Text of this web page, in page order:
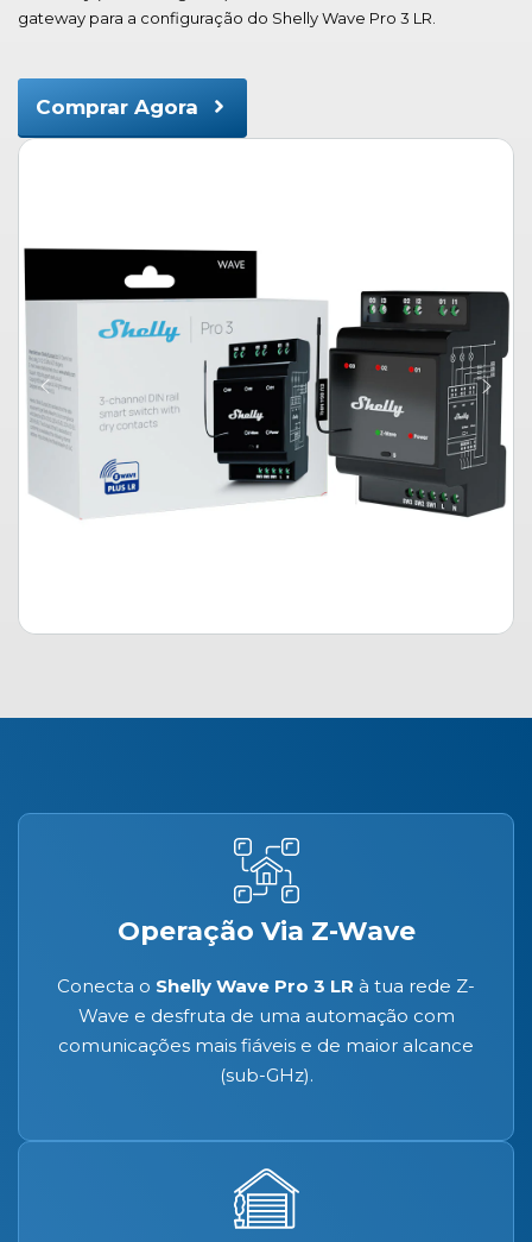
gateway para a configuração do Shelly Wave Pro 3 LR.
Comprar Agora
Operação Via Z-Wave
Conecta o Shelly Wave Pro 3 LR à tua rede Z-
Wave e desfruta de uma automação com
comunicações mais fiáveis e de maior alcance
(sub-GHz).